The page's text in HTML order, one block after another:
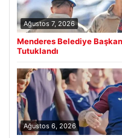
Ağustos 7, 2026
Menderes Belediye
Tutuklandı
Ağustos 6, 2026